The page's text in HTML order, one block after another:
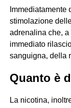
stimolazione
adrenalina che,
immediato
sanguigna, della
Quanto è
La nicotina,